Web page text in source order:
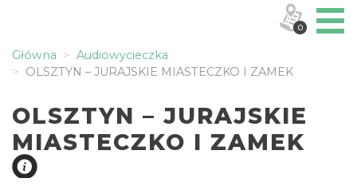
Główna
Audiowycieczka
OLSZTYN – JURAJSKIE MIASTECZKO I ZAMEK
OLSZTYN – JURAJSKIE
MIASTECZKO I ZAMEK
0